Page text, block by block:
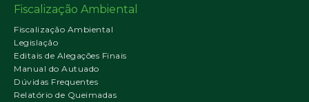
Fiscalização Ambiental
Fiscalização Ambiental
Legislação
Editais de Alegações Finais
Manual do Autuado
Dúvidas Frequentes
Relatório de Queimadas